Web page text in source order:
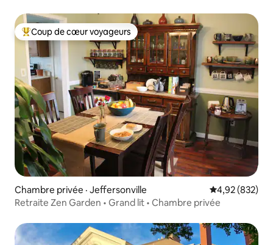
Coup de cœur voyageurs parmi les plus aimés
Coup de cœur voyageurs
Chambre privée · Jeffersonville Note
4,92 (832)
Retraite Zen Garden • Grand lit • Chambre privée